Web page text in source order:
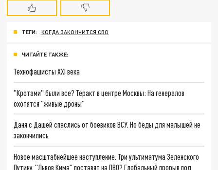
ТЕГИ: КОГДА ЗАКОНЧИТСЯ СВО
ЧИТАЙТЕ ТАКЖЕ:
Технофашисты XXI века
"Кротами" были все? Теракт в центре Москвы: На генералов
охотятся "живые дроны"
Даня с Дашей спаслись от боевиков ВСУ. Но беды для малышей не
закончились
Новое масштабнейшее наступление. Три ультиматума Зеленского
Путину. "Львов Кима" поставят на ПВО? Глобальный прорыв под